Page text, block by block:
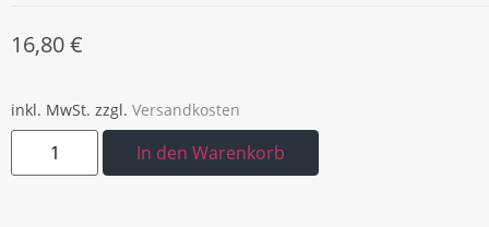
16,80€
inkl. MwSt. zzgl. Versandkosten
In den Warenkorb